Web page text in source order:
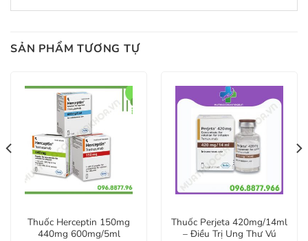
SẢN PHẨM TƯƠNG TỰ
Thuốc Herceptin 150mg
440mg 600mg/5ml
Thuốc Perjeta 420mg/14ml
– Điều Trị Ung Thư Vú